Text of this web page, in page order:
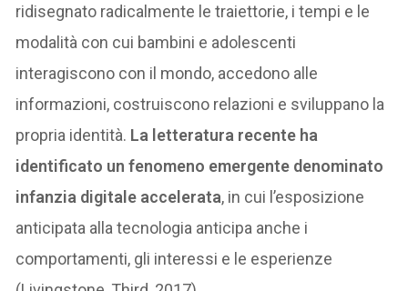
ridisegnato radicalmente le traiettorie, i tempi e le
modalità con cui bambini e adolescenti
interagiscono con il mondo, accedono alle
informazioni, costruiscono relazioni e sviluppano la
propria identità. La letteratura recente ha
identificato un fenomeno emergente denominato
infanzia digitale accelerata, in cui l’esposizione
anticipata alla tecnologia anticipa anche i
comportamenti, gli interessi e le esperienze